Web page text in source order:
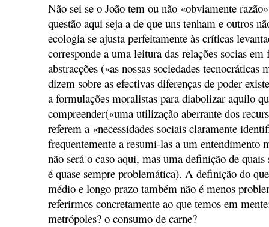
Não sei se o João tem ou não «obviamente
questão aqui seja a de que uns tenham e outros
ecologia se ajusta perfeitamente às críticas
corresponde a uma leitura das relações socias
abstracções («as nossas sociedades tecnocráticas
dizem sobre as efectivas diferenças de poder
a formulações moralistas para diabolizar aquilo
compreender(«uma utilização aberrante dos
referem a «necessidades sociais claramente
frequentemente a resumi-las a um entendimento
não será o caso aqui, mas uma definição de quais
é quase sempre problemática). A definição do
médio e longo prazo também não é menos
referirmos concretamente ao que temos em
metrópoles? o consumo de carne?